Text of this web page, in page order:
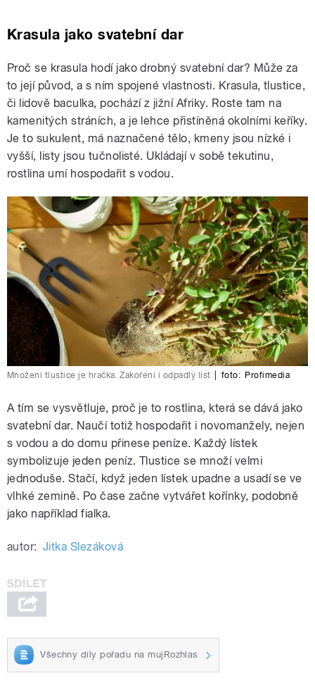
Krasula jako svatební dar
Proč se krasula hodí jako drobný svatební dar? Může za
to její původ, a s ním spojené vlastnosti. Krasula, tlustice,
či lidově baculka, pochází z jižní Afriky. Roste tam na
kamenitých stráních, a je lehce přistíněná okolními keříky.
Je to sukulent, má naznačené tělo, kmeny jsou nízké i
vyšší, listy jsou tučnolisté. Ukládají v sobě tekutinu,
rostlina umí hospodařit s vodou.
Množení tlustice je hračka. Zakoření i odpadlý list foto: Profimedia
A tím se vysvětluje, proč je to rostlina, která se dává jako
svatební dar. Naučí totiž hospodařit i novomanžely, nejen
s vodou a do domu přinese peníze. Každý lístek
symbolizuje jeden peníz. Tlustice se množí velmi
jednoduše. Stačí, když jeden lístek upadne a usadí se ve
vlhké zemině. Po čase začne vytvářet kořínky, podobně
jako například fialka.
autor: Jitka Slezáková
Všechny díly pořadu na mujRozhlas